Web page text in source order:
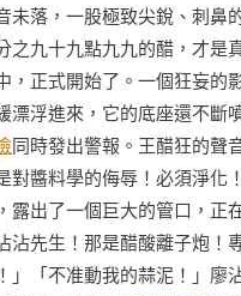
落，一股極致尖銳、刺
九十九點九九的醋，才
，正式開始了。一個狂妄
浮進來，它的底座還不斷
同時發出警報。王醋狂的聲
醬料學的侮辱！必須淨
出了一個巨大的管口，
先生！那是醋酸離子炮
「不准動我的蒜泥！」